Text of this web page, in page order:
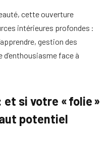
cette ouverture
intérieures profondes :
gestion des
face à
si votre « folie »
potentiel